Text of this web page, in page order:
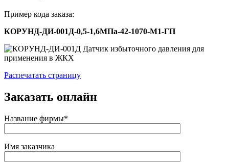
Пример кода заказа:
КОРУНД-ДИ-001Д-0,5-1,6МПа-42-1070-М1-ГП
Распечатать страницу
Заказать онлайн
Название фирмы*
Имя заказчика